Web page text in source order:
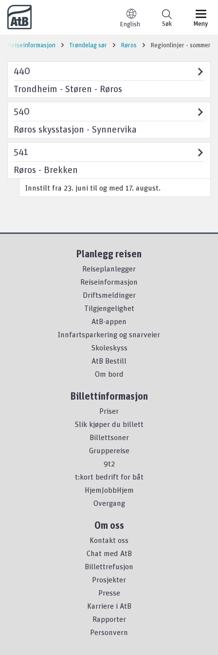
Til innhold
English Meny
Søk
Reiseinformasjon Trøndelag sør Røros Regionlinjer - sommer
440
Trondheim - Støren - Røros
540
Røros skysstasjon - Synnervika
541
Røros - Brekken
Innstilt fra 23. juni til og med 17. august.
Planlegg reisen
Reiseplanlegger
Reiseinformasjon
Driftsmeldinger
Tilgjengelighet
AtB-appen
Innfartsparkering og snarveier
Skoleskyss
AtB Bestill
Om bord
Billettinformasjon
Priser
Slik kjøper du billett
Billettsoner
Gruppereise
9t2
t:kort bedrift for båt
HjemJobbHjem
Overgang
Om oss
Kontakt oss
Chat med AtB
Billettrefusjon
Prosjekter
Presse
Karriere i AtB
Rapporter
Personvern